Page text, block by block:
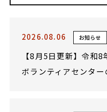
2026.08.06 お知らせ
【8月5日更新】令和
ボランティアセンタ